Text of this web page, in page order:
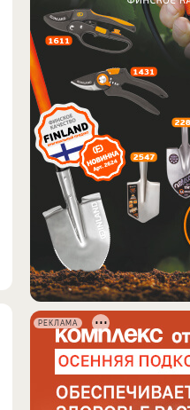
РЕКЛАМА